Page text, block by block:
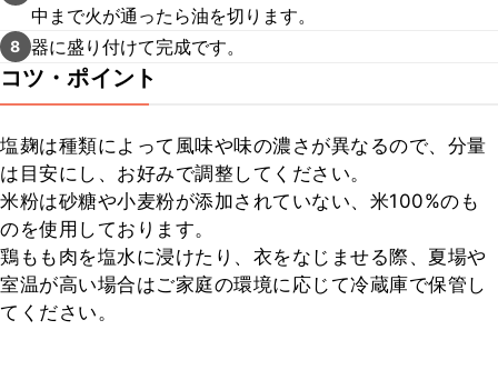
中まで火が通ったら油を切ります。
8 器に盛り付けて完成です。
コツ・ポイント
塩麹は種類によって風味や味の濃さが異なるので、分量
は目安にし、お好みで調整してください。
米粉は砂糖や小麦粉が添加されていない、米100%のも
のを使用しております。
鶏もも肉を塩水に浸けたり、衣をなじませる際、夏場や
室温が高い場合はご家庭の環境に応じて冷蔵庫で保管し
てください。